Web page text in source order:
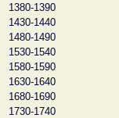
1380-1390
1430-1440
1480-1490
1530-1540
1580-1590
1630-1640
1680-1690
1730-1740